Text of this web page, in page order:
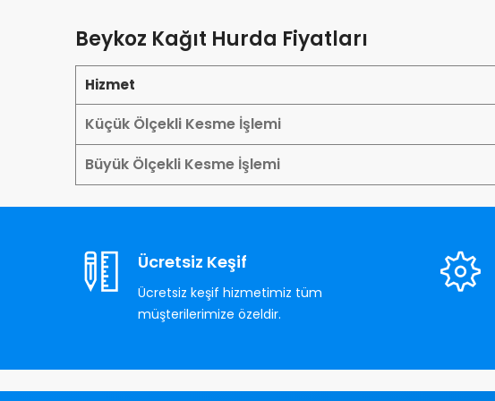
Beykoz Kağıt Hurda Fiyatları
Hizmet
Küçük Ölçekli Kesme İşlemi
Büyük Ölçekli Kesme İşlemi
Ücretsiz Keşif
Ücretsiz keşif hizmetimiz tüm
müşterilerimize özeldir.